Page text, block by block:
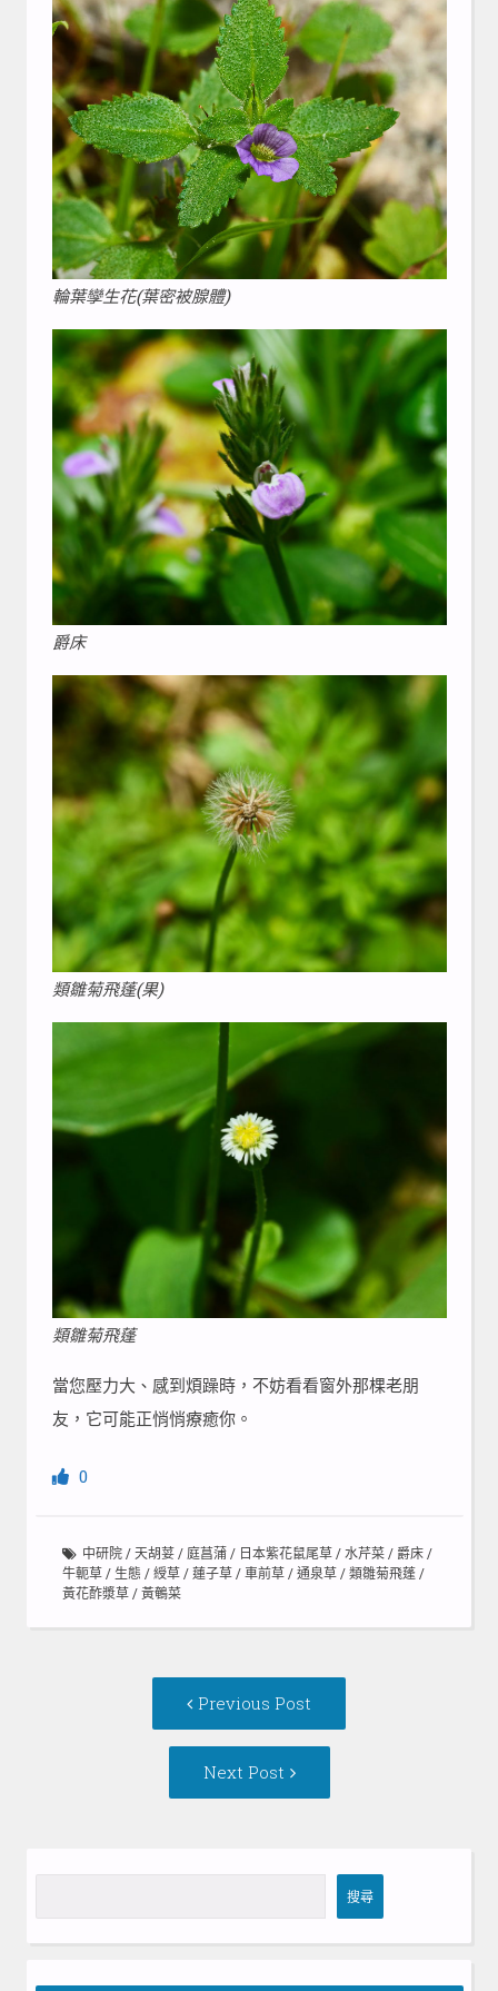
輪葉孿生花(葉密被腺體)
爵床
類雛菊飛蓬(果)
類雛菊飛蓬
當您壓力大、感到煩躁時，不妨看看窗外那棵老朋
友，它可能正悄悄療癒你。
0
中研院/天胡荽/ 庭菖蒲/ 日本紫花鼠尾草/水芹菜/ 爵床/
牛軛草/ 生態 /綬草/蓮子草/車前草/通泉草/類雛菊飛蓬/
黃花酢漿草/黃鵪菜
Previous Post
post:
Next Post
Post:
尋
搜尋